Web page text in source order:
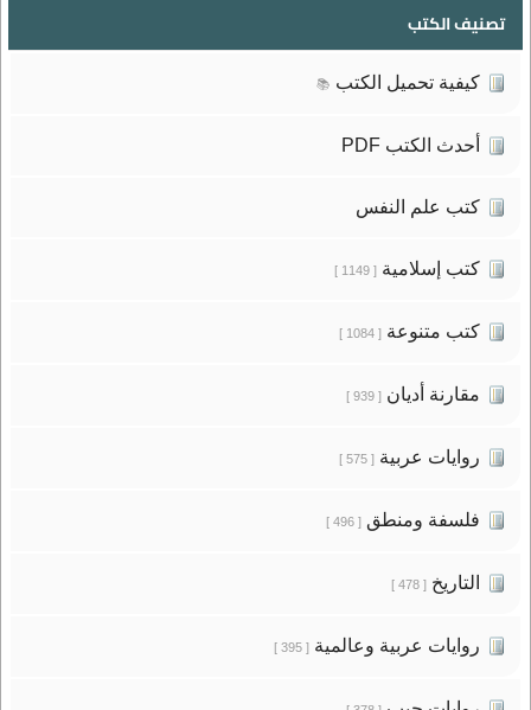
تصنيف الكتب
كيفية تحميل الكتب 📚
أحدث الكتب PDF
كتب علم النفس
كتب إسلامية[ 1149 ]
كتب متنوعة[ 1084 ]
مقارنة أديان[ 939 ]
روايات عربية[ 575 ]
فلسفة ومنطق[ 496 ]
التاريخ[ 478 ]
روايات عربية وعالمية[ 395 ]